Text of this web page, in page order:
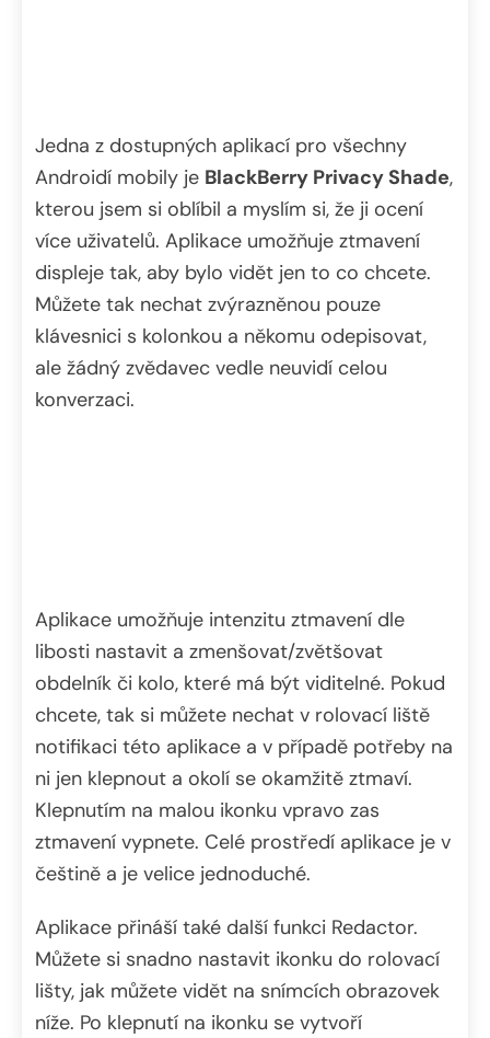
Jedna z dostupných aplikací pro všechny
Androidí mobily je BlackBerry Privacy Shade,
kterou jsem si oblíbil a myslím si, že ji ocení
více uživatelů. Aplikace umožňuje ztmavení
displeje tak, aby bylo vidět jen to co chcete.
Můžete tak nechat zvýrazněnou pouze
klávesnici s kolonkou a někomu odepisovat,
ale žádný zvědavec vedle neuvidí celou
konverzaci.
Aplikace umožňuje intenzitu ztmavení dle
libosti nastavit a zmenšovat/zvětšovat
obdelník či kolo, které má být viditelné. Pokud
chcete, tak si můžete nechat v rolovací liště
notifikaci této aplikace a v případě potřeby na
ni jen klepnout a okolí se okamžitě ztmaví.
Klepnutím na malou ikonku vpravo zas
ztmavení vypnete. Celé prostředí aplikace je v
češtině a je velice jednoduché.
Aplikace přináší také další funkci Redactor.
Můžete si snadno nastavit ikonku do rolovací
lišty, jak můžete vidět na snímcích obrazovek
níže. Po klepnutí na ikonku se vytvoří